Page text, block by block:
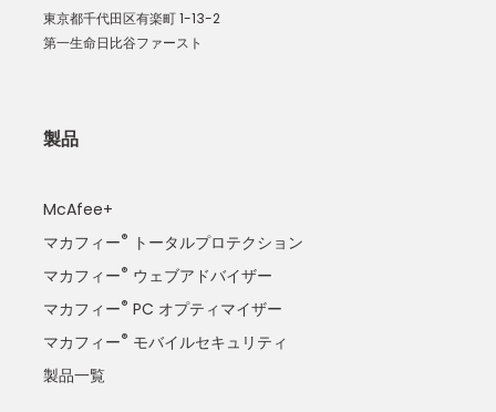
東京都千代田区有楽町 1-13-2
第一生命日比谷ファースト
製品
McAfee+
マカフィー®
トータルプロテクション
マカフィー® ウェブアドバイザー
マカフィー® PC オプティマイザー
マカフィー® モバイルセキュリティ
製品一覧